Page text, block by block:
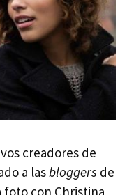
creadores de
a lasbloggers de
foto con Christina